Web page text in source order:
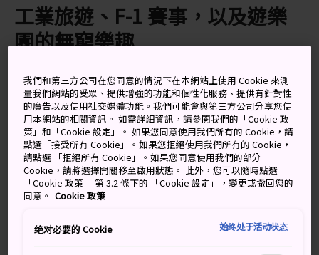
工業旅遊、F-1 賽事，以及遊樂
園的無窮樂趣
長島、四日市和鈴鹿地區通過伊勢灣這個寧靜的港口，將
名古屋的工業區與世界連接起來。你可以浸溫泉、參觀遊
樂園和花園、參加賽車或在夜間探索海港景色。
我們和第三方公司在您同意的情況下在本網站上使用 Cookie 來測
量我們網站的受眾、提供增強的功能和個性化服務、提供有針對性
的廣告以及使用社交媒體功能。我們可能會與第三方公司分享您使
用本網站的相關資訊。 如需詳細資訊，請參閱我們的「Cookie 政
策」和「Cookie 設定」。 如果您同意使用我們所有的 Cookie，請
點選「接受所有 Cookie」。如果您拒絕使用我們所有的 Cookie，
請點選 「拒絕所有 Cookie」。如果您同意使用我們的部分
Cookie，請將選擇開關移至啟用狀態。 此外，您可以隨時點選
「Cookie 政策 」第 3.2 條下的 「Cookie 設定」，變更或撤回您的
同意。 Cookie 政策
绝对必要的 Cookie 始终处于活动状态